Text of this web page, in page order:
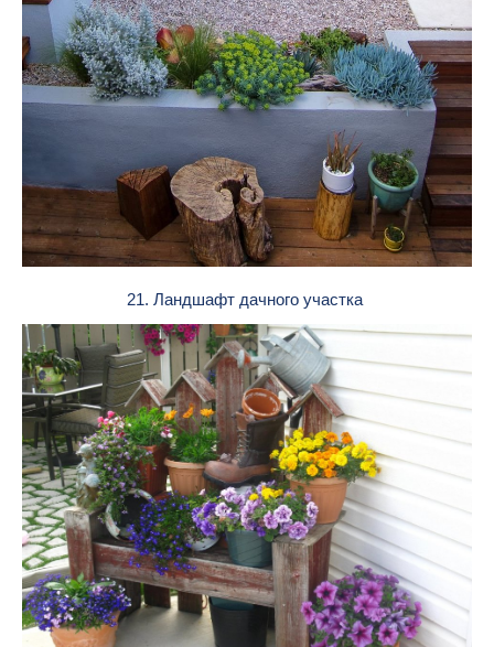
21. Ландшафт дачного участка